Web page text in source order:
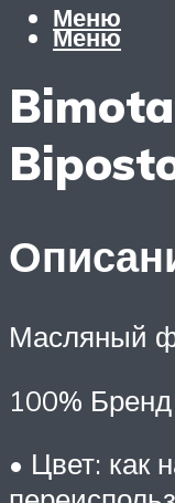
Меню
Меню
Масляный
100%
• Цвет: как